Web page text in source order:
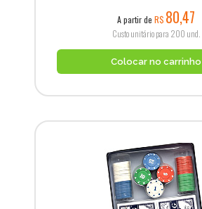
A partir de R$ 80,47
Custo unitário para 200 und.
Colocar no carrinho